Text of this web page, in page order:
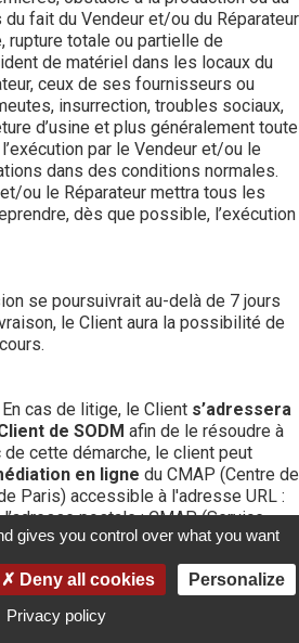
fait du Vendeur et/ou du Réparateur
rupture totale ou partielle de
de matériel dans les locaux du
ceux de ses fournisseurs ou
insurrection, troubles sociaux,
d’usine et plus généralement toute
par le Vendeur et/ou le
dans des conditions normales.
ou le Réparateur mettra tous les
dès que possible, l’exécution
se poursuivrait au-delà de 7 jours
le Client aura la possibilité de
En cas de litige, le Client s’adressera
de SODM afin de le résoudre à
de cette démarche, le client peut
en ligne du CMAP (Centre de
Paris) accessible à l'adresse URL :
postale : CMAP (Service
- 39 avenue Franklin D.
soit recevable, cette dernière doit
postales, email et téléphoniques
gives you control over what you want
Deny all cookies
Personalize
Privacy policy